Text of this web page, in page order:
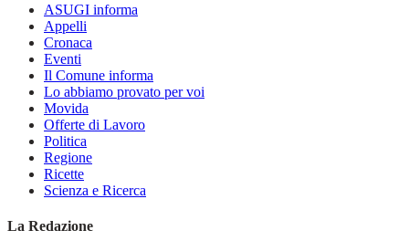
ASUGI informa
Appelli
Cronaca
Eventi
Il Comune informa
Lo abbiamo provato per voi
Movida
Offerte di Lavoro
Politica
Regione
Ricette
Scienza e Ricerca
La Redazione